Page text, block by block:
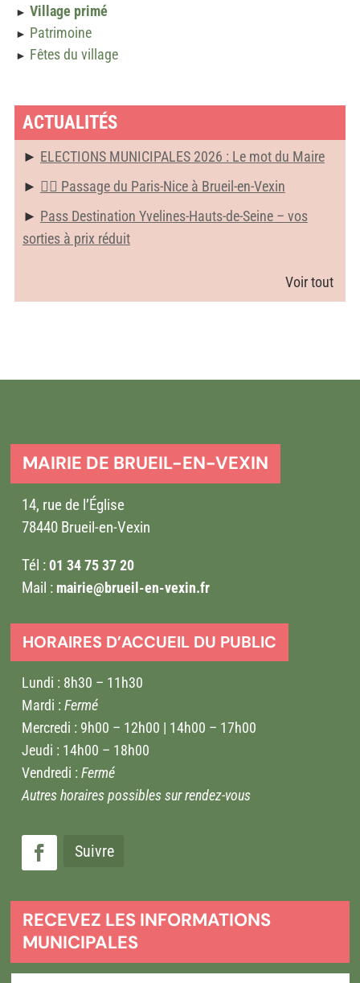
► Village primé
► Patrimoine
► Fêtes du village
ACTUALITÉS
ELECTIONS MUNICIPALES 2026 : Le mot du Maire
🚴‍♂️ Passage du Paris-Nice à Brueil-en-Vexin
Pass Destination Yvelines-Hauts-de-Seine – vos
sorties à prix réduit
Voir tout
MAIRIE DE BRUEIL-EN-VEXIN
14, rue de l’Église
78440 Brueil-en-Vexin
Tél :01 34 75 37 20
Mail : mairie@brueil-en-vexin.fr
HORAIRES D’ACCUEIL DU PUBLIC
Lundi : 8h30 – 11h30
Mardi :Fermé
Mercredi : 9h00 – 12h00 | 14h00 – 17h00
Jeudi : 14h00 – 18h00
Vendredi :Fermé
Autres horaires possibles sur rendez-vous
Suivre
RECEVEZ LES INFORMATIONS
MUNICIPALES